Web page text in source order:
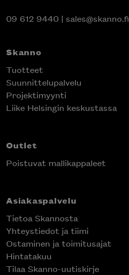
09 612 9440 | sales@skanno.fi
Skanno
Tuotteet
Suunnittelupalvelu
Projektimyynti
Liike Helsingin keskustassa
Outlet
Poistuvat mallikappaleet
Asiakaspalvelu
Tietoa Skannosta
Yhteystiedot ja tiimi
Ostaminen ja toimitusajat
Hintatakuu
Tilaa Skanno-uutiskirje